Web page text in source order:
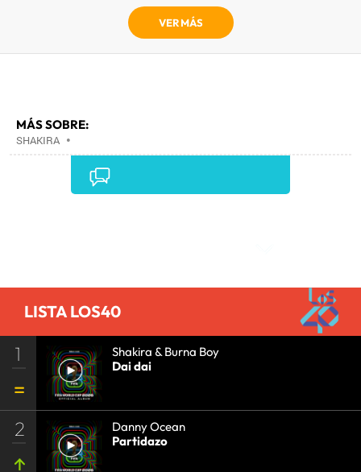
VER MÁS
MÁS SOBRE:
SHAKIRA •
LISTA LOS40
1
Shakira & Burna Boy
Dai dai
2
Danny Ocean
Partidazo